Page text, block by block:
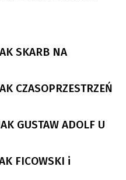
SKARB NA
CZASOPRZESTRZEŃ
GUSTAW ADOLF U
FICOWSKI i